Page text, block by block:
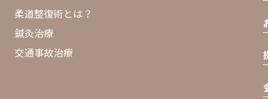
柔道整復術とは？
鍼灸治療
交通事故治療